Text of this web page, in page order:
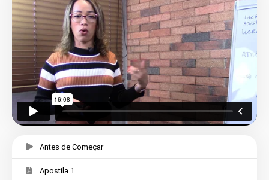
Antes de Começar
Apostila 1